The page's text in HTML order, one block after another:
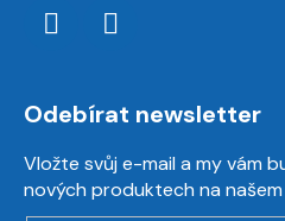
Odebírat newsletter
Vložte svůj e-mail a my vám
nových produktech na